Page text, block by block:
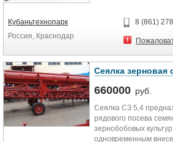
положительных
1910 имеет большую
бункеров,
точность нормы
отличается
Кубаньтехнопарк
Россия, Краснодар
8 (861)
Сеялка зерновая
660000 руб.
Сеялка СЗ 5,4
рядового посева
зернобобовых
одновременным